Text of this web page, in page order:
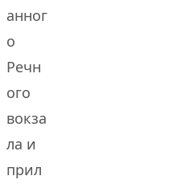
анног
о
Речн
ого
вокза
ла и
прил